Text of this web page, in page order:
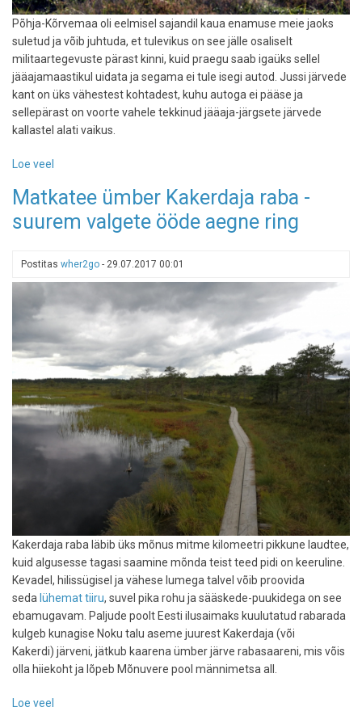
Põhja-Kõrvemaa oli eelmisel sajandil kaua enamuse meie jaoks
suletud ja võib juhtuda, et tulevikus on see jälle osaliselt
militaartegevuste pärast kinni, kuid praegu saab igaüks sellel
jääajamaastikul uidata ja segama ei tule isegi autod. Jussi järvede
kant on üks vähestest kohtadest, kuhu autoga ei pääse ja
sellepärast on voorte vahele tekkinud jääaja-järgsete järvede
kallastel alati vaikus.
Loe veel
järvede
autovabad
Matkatee ümber Kakerdaja raba -
suurem valgete ööde aegne ring
Postitas wher2go - 29.07.2017 00:01
Kakerdaja raba läbib üks mõnus mitme kilomeetri pikkune laudtee,
kuid algusesse tagasi saamine mõnda teist teed pidi on keeruline.
Kevadel, hilissügisel ja vähese lumega talvel võib proovida
seda lühemat tiiru, suvel pika rohu ja sääskede-puukidega on see
ebamugavam. Paljude poolt Eesti ilusaimaks kuulutatud rabarada
kulgeb kunagise Noku talu aseme juurest Kakerdaja (või
Kakerdi) järveni, jätkub kaarena ümber järve rabasaareni, mis võis
olla hiiekoht ja lõpeb Mõnuvere pool männimetsa all.
Loe veel